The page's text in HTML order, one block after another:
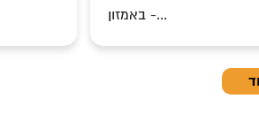
באמזון -...